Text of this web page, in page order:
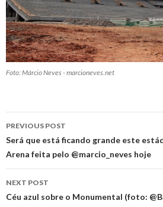
Foto: Márcio Neves - marcioneves.net
Post
navigation
PREVIOUS POST
Será que está ficando grande este
Arena feita pelo @marcio_neves hoje
NEXT POST
Céu azul sobre o Monumental (foto: